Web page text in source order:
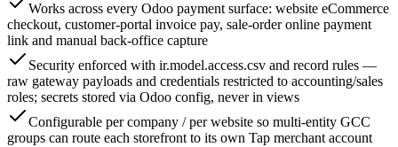
Works across every Odoo payment surface: website eCommerce
checkout, customer-portal invoice pay, sale-order online payment
link and manual back-office capture
Security enforced with ir.model.access.csv and record rules —
raw gateway payloads and credentials restricted to accounting/sales
roles; secrets stored via Odoo config, never in views
Configurable per company / per website so multi-entity GCC
groups can route each storefront to its own Tap merchant account